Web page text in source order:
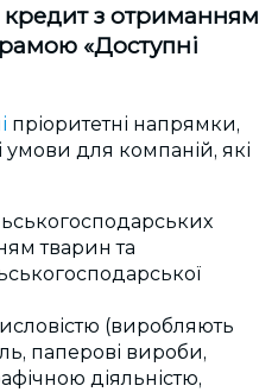
з отриманням
«Доступні
пріоритетні напрямки,
умови для компаній, які
тварин та
(виробляють
паперові вироби,
діяльністю,